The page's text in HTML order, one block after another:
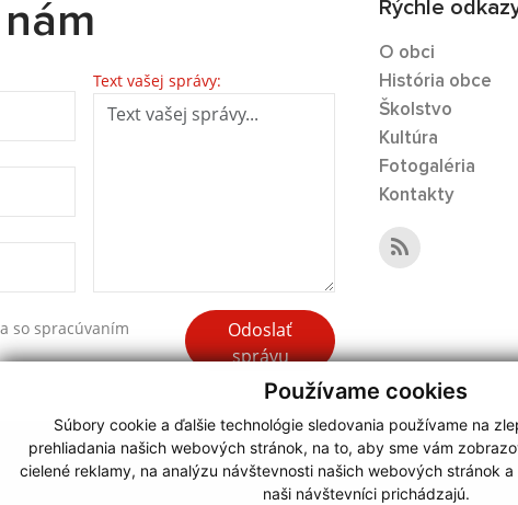
Používame cookies
Súbory cookie a ďalšie technológie sledovania používame na
prehliadania našich webových stránok, na to, aby sme vám
cielené reklamy, na analýzu návštevnosti našich webových stránok
naši návštevníci prichádzajú.
Text vašej správy:
so spracúvaním
Odoslať
správu
Rýchle
O obci
História obce
Školstvo
Kultúra
Fotogaléria
Kontakty
informácií s
ECHELON 2,
webdesign|